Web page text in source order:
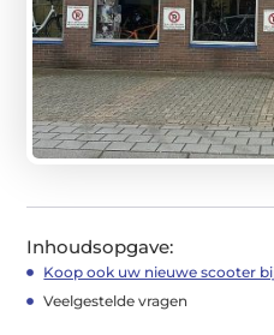
Inhoudsopgave:
Koop ook uw nieuwe scooter
Veelgestelde vragen